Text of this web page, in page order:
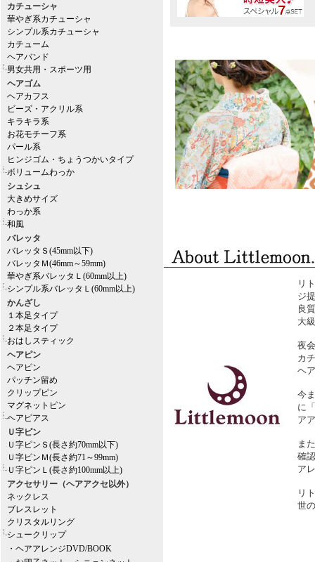
カチューシャ
華やぎ系カチューシャ
シンプル系カチューシャ
カチューム
ヘアバンド
男女共用・スポーツ用
ヘアゴム
ヘアカフス
ビーズ・アクリル系
キラキラ系
お花モチーフ系
パール系
ヒンジゴム・ちょうつかいタイプ
ボリュームわっか
シュシュ
大きめサイズ
わっか系
和風
バレッタ
バレッタＳ(45mm以下)
バレッタＭ(46mm～59mm)
華やぎ系バレッタＬ(60mm以上)
シンプル系バレッタＬ(60mm以上)
かんざし
１本足タイプ
２本足タイプ
おはしスティック
ヘアピン
ヘアピン
パッチン留め
クリップピン
マグネットピン
ヘアピアス
Ｕ字ピン
Ｕ字ピンＳ(長さ約70mm以下)
Ｕ字ピンＭ(長さ約71～99mm)
Ｕ字ピンＬ(長さ約100mm以上)
アクセサリー（ヘアアクセ以外）
ネックレス
ブレスレット
クリスタルリング
シュークリップ
・ヘアアレンジDVD/BOOK
リ
ジ
良
大
夜
カ
ヘ
今
に
ア
ま
確
ア
リ
世